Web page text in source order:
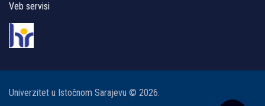
Veb servisi
Univerzitet u Istočnom Sarajevu © 2026.